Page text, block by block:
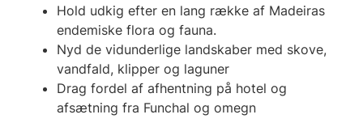
Hold udkig efter en lang række af Madeiras
endemiske flora og fauna.
Nyd de vidunderlige landskaber med skove,
vandfald, klipper og laguner
Drag fordel af afhentning på hotel og
afsætning fra Funchal og omegn